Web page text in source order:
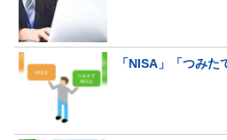
「NISA」「つみ